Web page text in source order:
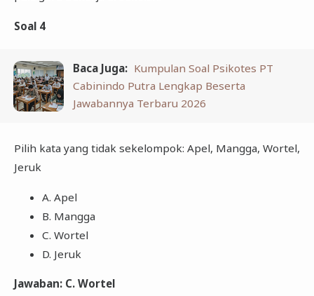
Soal 4
Baca Juga: Kumpulan Soal Psikotes PT
Cabinindo Putra Lengkap Beserta
Jawabannya Terbaru 2026
Pilih kata yang tidak sekelompok: Apel, Mangga, Wortel,
Jeruk
A. Apel
B. Mangga
C. Wortel
D. Jeruk
Jawaban: C. Wortel